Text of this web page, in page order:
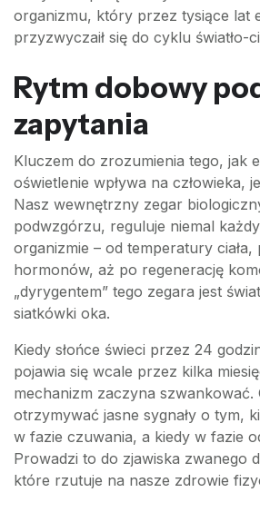
organizmu, który przez tysiące lat
przyzwyczaił się do cyklu światło-
Rytm dobowy
zapytania
Kluczem do zrozumienia tego, jak
oświetlenie wpływa na człowieka,
Nasz wewnętrzny zegar
podwzgórzu, reguluje niemal
organizmie – od temperatury
hormonów, aż po regenerację
„dyrygentem” tego zegara jest
siatkówki oka.
Kiedy słońce świeci przez 24
pojawia się wcale przez kilka
mechanizm zaczyna szwankować.
otrzymywać jasne sygnały o tym,
w fazie czuwania, a kiedy w fazie
Prowadzi to do zjawiska zwanego
które rzutuje na nasze zdrowie